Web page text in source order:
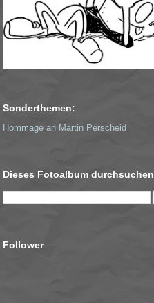
Sonderthemen:
Hommage an Martin Perscheid
Dieses Fotoalbum durchsuchen
Follower